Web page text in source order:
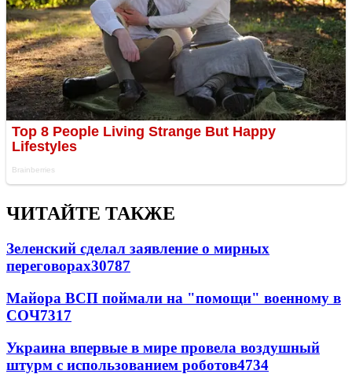
ЧИТАЙТЕ ТАКЖЕ
Зеленский сделал заявление о мирных
переговорах30787
Майора ВСП поймали на "помощи" военному в
СОЧ7317
Украина впервые в мире провела воздушный
штурм с использованием роботов4734